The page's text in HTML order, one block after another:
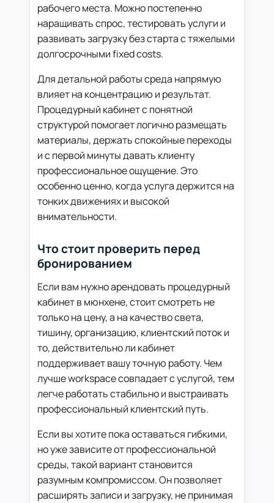
рабочего места. Можно постепенно
наращивать спрос, тестировать услуги и
развивать загрузку без старта с тяжелыми
долгосрочными fixed costs.
Для детальной работы среда напрямую
влияет на концентрацию и результат.
Процедурный кабинет с понятной
структурой помогает логично размещать
материалы, держать спокойные переходы
и с первой минуты давать клиенту
профессиональное ощущение. Это
особенно ценно, когда услуга держится на
тонких движениях и высокой
внимательности.
Что стоит проверить перед
бронированием
Если вам нужно арендовать процедурный
кабинет в мюнхене, стоит смотреть не
только на цену, а на качество света,
тишину, организацию, клиентский поток и
то, действительно ли кабинет
поддерживает вашу точную работу. Чем
лучше workspace совпадает с услугой, тем
легче работать стабильно и выстраивать
профессиональный клиентский путь.
Если вы хотите пока оставаться гибкими,
но уже зависите от профессиональной
среды, такой вариант становится
разумным компромиссом. Он позволяет
расширять записи и загрузку, не принимая